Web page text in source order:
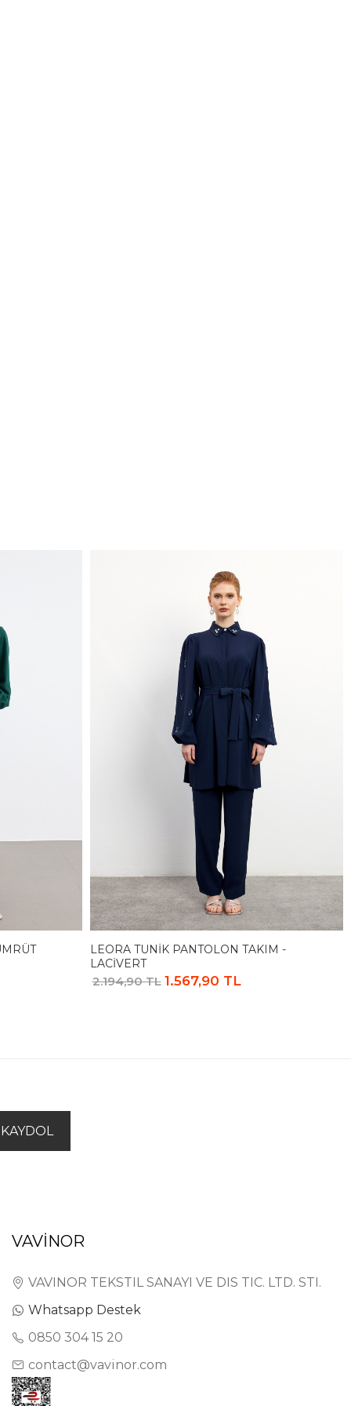
LEORA TUNIK PANTOLON TAKIM -
LACIVERT
2.194,90 TL 1.567,90 TL
KAYDOL
VAVİNOR
VAVINOR TEKSTIL SANAYI VE DIS TIC. LTD. STI.
Whatsapp Destek
0850 304 15 20
contact@vavinor.com